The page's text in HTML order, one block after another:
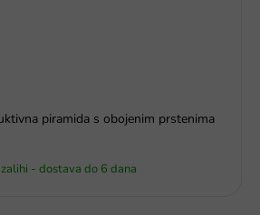
piramida s obojenim prstenima
- dostava do 6 dana